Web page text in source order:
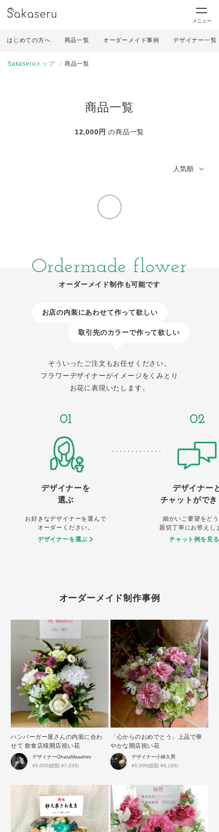
メニュー
はじめての方へ 商品一覧 オーダーメイド事例 デザイナー一覧
Sakaseruトップ 商品一覧
商品一覧
12,000円 の商品一覧
Ordermade flower
オーダーメイド制作も可能です
お店の内装にあわせて作って欲しい
取引先のカラーで作って欲しい
そういったご注文もお任せください。
フラワーデザイナーがイメージをくみとり
お花に表現いたします。
01
デザイナーを
選ぶ
お好きなデザイナーを選んで
オーダーください。
デザイナーを選ぶ
02
デザイナー
チャットがで
細かいご要望をど
親切丁寧にお答えし
チャット例を見る
オーダーメイド制作事例
ハンバーガー屋さんの内装に合わ
せて 飲食店様開店祝い花
デザイナーOhataMasahiro
¥5,000(総額 ¥7,035)
「心からのおめでとう」上品で華
やかな開店祝い花
デザイナー小林久男
¥6,000(総額 ¥8,190)